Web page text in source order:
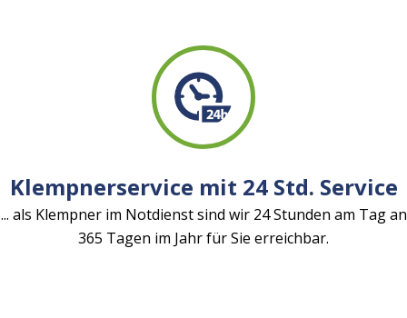
Klempnerservice mit 24 Std. Service
... als Klempner im Notdienst sind wir 24 Stunden am Tag an
365 Tagen im Jahr für Sie erreichbar.